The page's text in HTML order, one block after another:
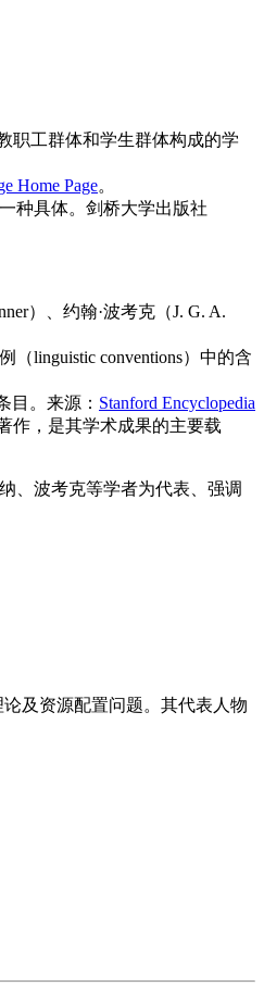
职工群体和学生群体构成的学
Home Page。
种具体。剑桥大学出版社
）、约翰·波考克（J. G. A.
linguistic conventions）中的含
目。来源： Stanford Encyclopedia
作，是其学术成果的主要载
、波考克等学者为代表、强调
及资源配置问题。其代表人物